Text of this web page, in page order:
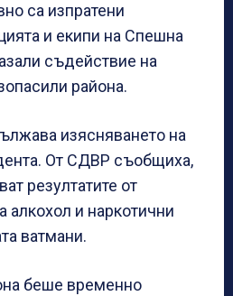
са изпратени
и екипи на Спешна
съдействие на
района.
изясняването на
От СДВР съобщиха,
резултатите от
алкохол и наркотични
ватмани.
беше временно